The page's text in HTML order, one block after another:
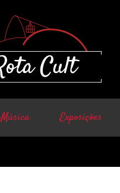
Música Exposições